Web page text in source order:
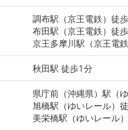
調布駅（京王電鉄）徒
布田駅（京王電鉄）徒
京王多摩川駅（京王電
秋田駅 徒歩1分
県庁前（沖縄県）駅（
旭橋駅（ゆいレール）
美栄橋駅（ゆいレール